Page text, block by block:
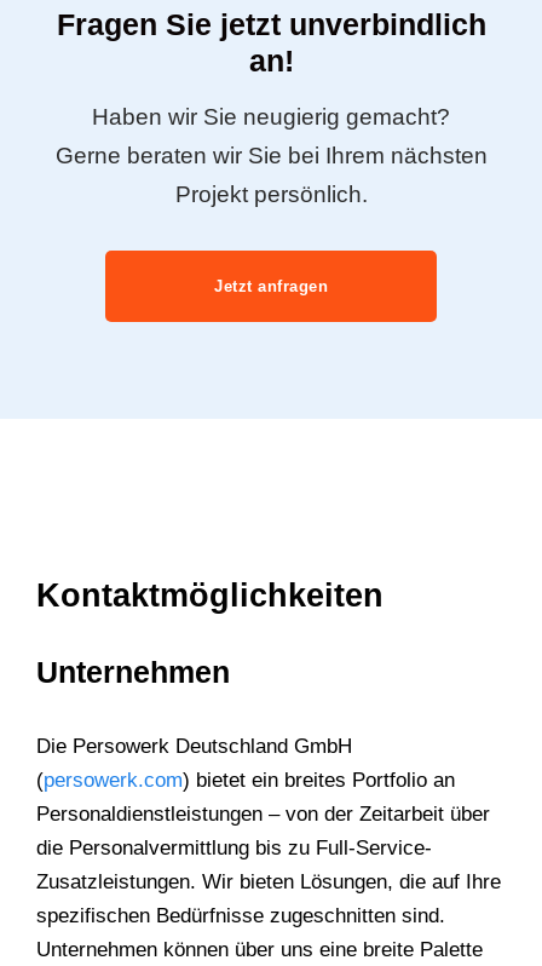
Fragen Sie jetzt unverbindlich
an!
Haben wir Sie neugierig gemacht?
Gerne beraten wir Sie bei Ihrem nächsten
Projekt persönlich.
Jetzt anfragen
Kontaktmöglichkeiten
Unternehmen
Die Persowerk Deutschland GmbH
(persowerk.com) bietet ein breites Portfolio an
Personaldienstleistungen – von der Zeitarbeit über
die Personalvermittlung bis zu Full-Service-
Zusatzleistungen. Wir bieten Lösungen, die auf Ihre
spezifischen Bedürfnisse zugeschnitten sind.
Unternehmen können über uns eine breite Palette